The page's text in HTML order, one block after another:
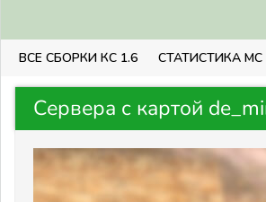
ВСЕ СБОРКИ КС 1.6 СТАТИСТИКА МС
Сервера с картой